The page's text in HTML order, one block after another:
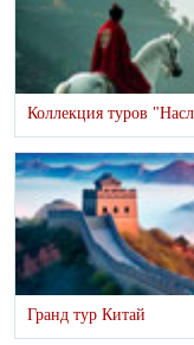
Коллекция туров
Гранд тур Китай